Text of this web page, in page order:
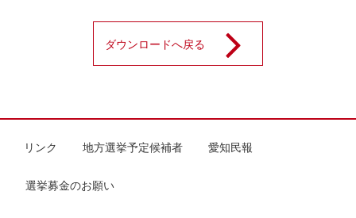
ダウンロードへ戻る
リンク 地方選挙予定候補者 愛知民報
選挙募金のお願い